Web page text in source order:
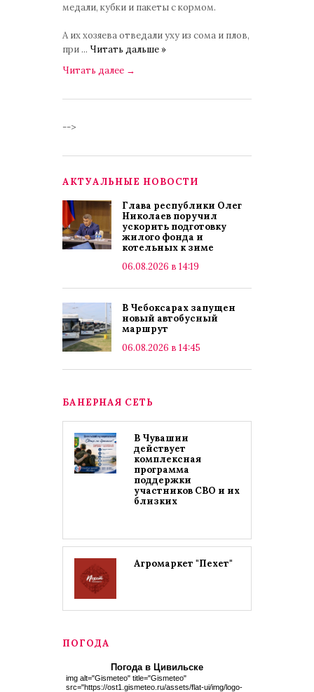
медали, кубки и пакеты с кормом.
А их хозяева отведали уху из сома и плов,
при ... Читать дальше »
Читать далее →
-->
АКТУАЛЬНЫЕ НОВОСТИ
Глава республики Олег
Николаев поручил
ускорить подготовку
жилого фонда и
котельных к зиме
06.08.2026 в 14:19
В Чебоксарах запущен
новый автобусный
маршрут
06.08.2026 в 14:45
БАНЕРНАЯ СЕТЬ
В Чувашии
действует
комплексная
программа
поддержки
участников СВО и их
близких
Агромаркет "Пехет"
ПОГОДА
Погода в Цивильске
img alt="Gismeteo" title="Gismeteo"
src="https://ost1.gismeteo.ru/assets/flat-ui/img/logo-